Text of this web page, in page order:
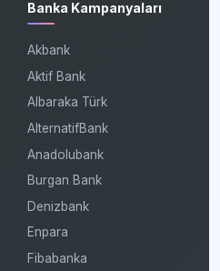
Banka Kampanyaları
Akbank
Aktif Bank
Albaraka Türk
AlternatifBank
Anadolubank
Burgan Bank
Denizbank
Enpara
Fibabanka